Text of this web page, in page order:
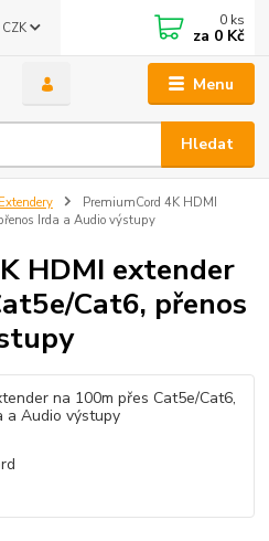
Menu
CZK
Hledat
0 ks
za 0 Kč
Extendery
PremiumCord 4K HDMI
Irda a Audio výstupy
HDMI extender
Cat6, přenos